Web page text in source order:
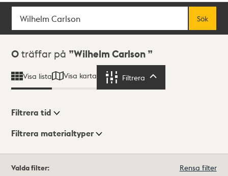
Sök
Sök
Sökresultat
0 träffar på Wilhelm Carlson
Visa lista Visa karta Filtrera
Visningsläge
Filtrera tid
Filtrera materialtyper
träffar
Valda filter: Rensa filter